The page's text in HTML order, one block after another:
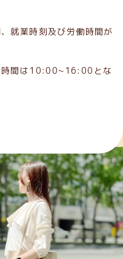
就業時刻及び労働時間が
時間は10:00~16:00とな